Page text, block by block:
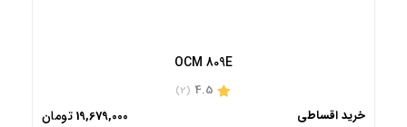
OCM 809E
(2)
خرید اقساطی 19,679,000تومان